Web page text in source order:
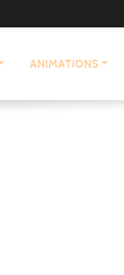
ANIMATIONS